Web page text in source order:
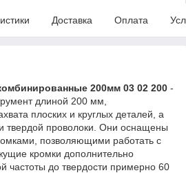
Доставка Оплата
200мм 03 02 200 -
длиной 200 мм,
плоских и круглых деталей, а
твердой проволоки. Они оснащены
позволяющими работать с
кромки дополнительно
частоты до твердости примерно 60